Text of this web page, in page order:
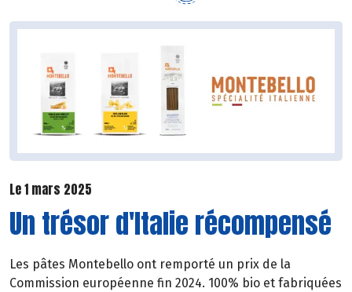
Le 1 mars 2025
Un trésor d'Italie récompensé
Les pâtes Montebello ont remporté un prix de la
Commission européenne fin 2024. 100% bio et fabriquées